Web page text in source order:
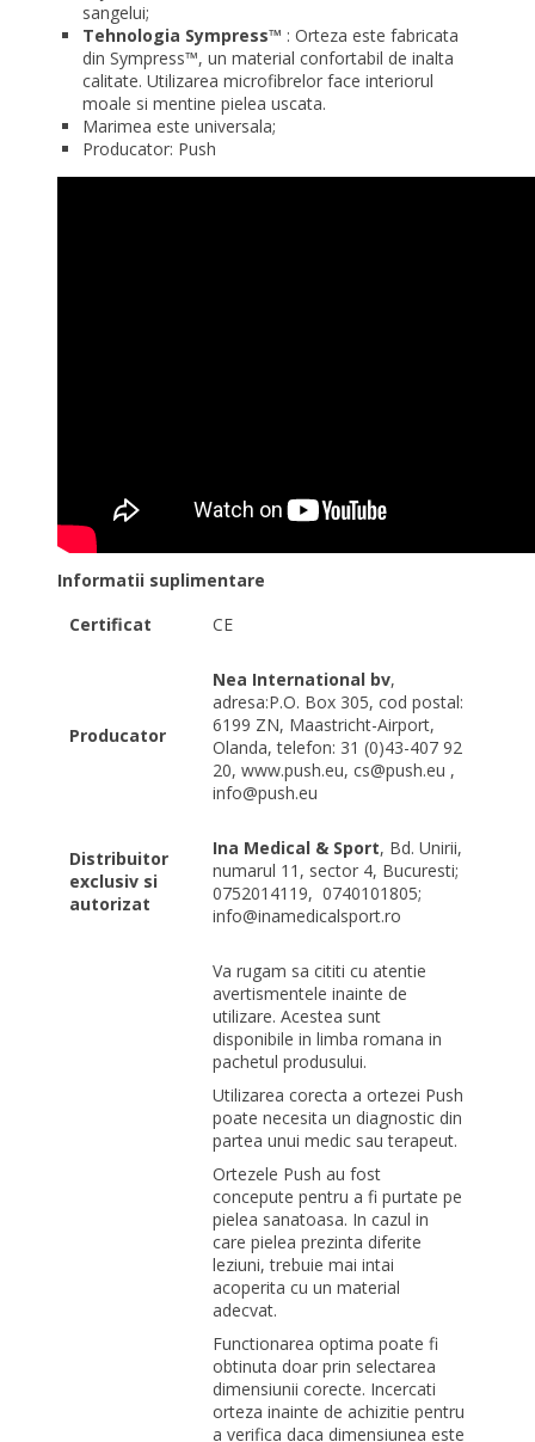
sangelui;
Tehnologia Sympress™ : Orteza este fabricata
din Sympress™, un material confortabil de inalta
calitate. Utilizarea microfibrelor face interiorul
moale si mentine pielea uscata.
Marimea este universala;
Producator: Push
Informatii suplimentare
Certificat
CE
Producator
Nea International bv,
adresa:P.O. Box 305, cod postal:
6199 ZN, Maastricht-Airport,
Olanda, telefon: 31 (0)43-407 92
20, www.push.eu, cs@push.eu ,
info@push.eu
Distribuitor
exclusiv si
autorizat
Ina Medical & Sport, Bd. Unirii,
numarul 11, sector 4, Bucuresti;
0752014119, 0740101805;
info@inamedicalsport.ro
Va rugam sa cititi cu atentie
avertismentele inainte de
utilizare. Acestea sunt
disponibile in limba romana in
pachetul produsului.
Utilizarea corecta a ortezei Push
poate necesita un diagnostic din
partea unui medic sau terapeut.
Ortezele Push au fost
concepute pentru a fi purtate pe
pielea sanatoasa. In cazul in
care pielea prezinta diferite
leziuni, trebuie mai intai
acoperita cu un material
adecvat.
Functionarea optima poate fi
obtinuta doar prin selectarea
dimensiunii corecte. Incercati
orteza inainte de achizitie pentru
a verifica daca dimensiunea este